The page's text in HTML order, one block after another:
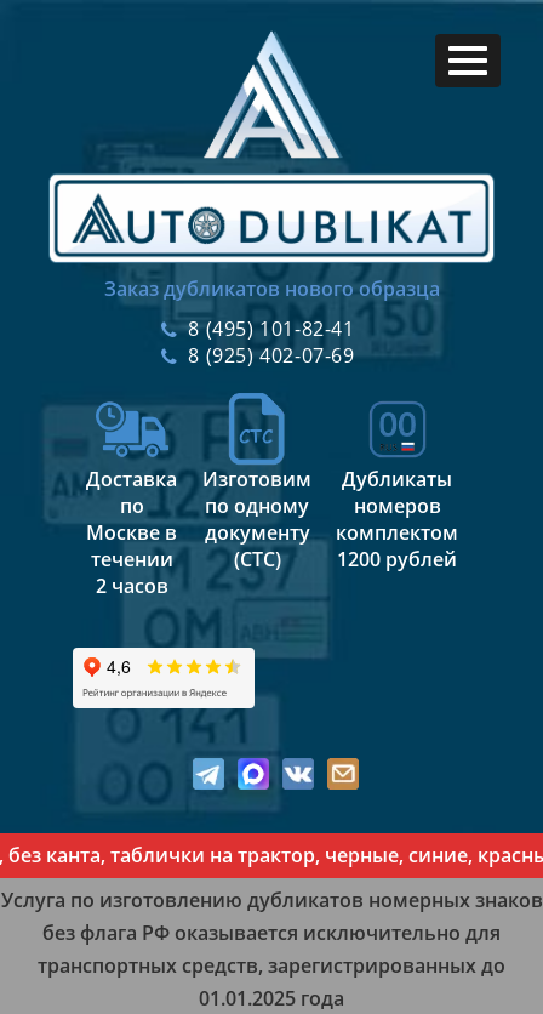
Заказ дубликатов нового образца
8 (495) 101-82-41
8 (925) 402-07-69
Доставка
по
Москве в
течении
2 часов
Изготовим
по одному
документу
(СТС)
Дубликаты
номеров
комплектом
1200 рублей
таблички на трактор, черные, синие,
Услуга по изготовлению дубликатов номерных знаков
без флага РФ оказывается исключительно для
транспортных средств, зарегистрированных до
01.01.2025 года